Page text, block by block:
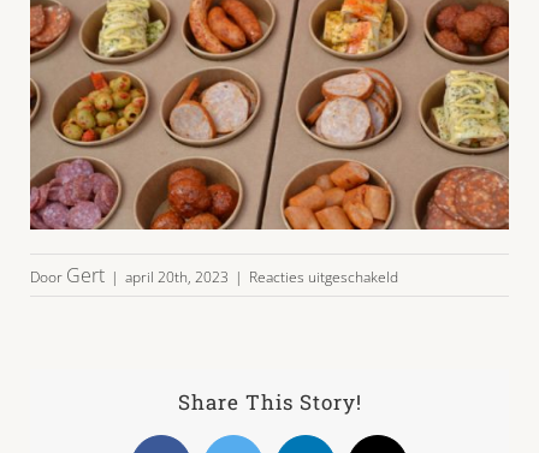
Door Gert | april 20th, 2023 | Reacties uitgeschakeld
PARTY-
Share This Story!